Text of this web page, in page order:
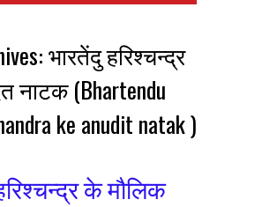
भारतेंदु हरिश्चन्द्र
नाटक (Bhartendu
ke anudit natak )
के मौलिक